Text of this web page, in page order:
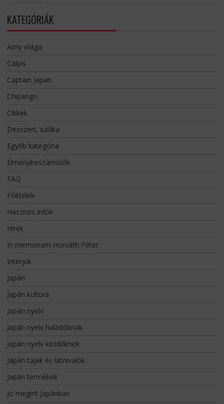
KATEGÓRIÁK
Amy világa
Calpis
Captain Japan
Chipango
Cikkek
Desszert, saláta
Egyéb kategória
Élménybeszámolók
FAQ
Főételek
Hasznos infók
Hírek
In memoriam Horváth Péter
Interjúk
Japán
Japán kultúra
Japán nyelv
Japán nyelv haladóknak
Japán nyelv kezdőknek
Japán tájak és látnivalók
Japán termékek
Jo megint Japánban